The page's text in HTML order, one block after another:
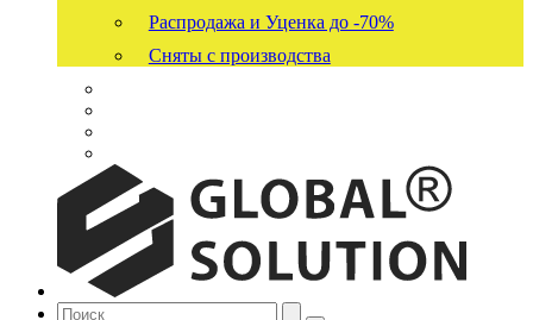
Распродажа и Уценка до -70%
Сняты с производства